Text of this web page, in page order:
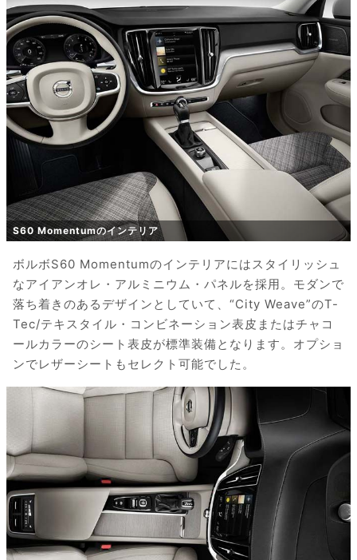
S60 Momentumのインテリア
ボルボS60 Momentumのインテリアにはスタイリッシュ
なアイアンオレ・アルミニウム・パネルを採用。モダンで
落ち着きのあるデザインとしていて、“City Weave”のT-
Tec/テキスタイル・コンビネーション表皮またはチャコ
ールカラーのシート表皮が標準装備となります。オプショ
ンでレザーシートもセレクト可能でした。